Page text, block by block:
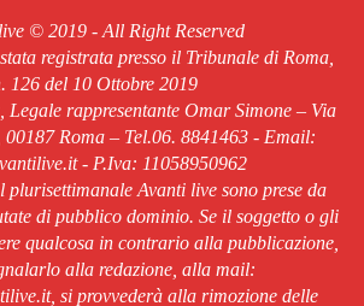
© 2019 - All Right Reserved
registrata presso il Tribunale di Roma,
126 del 10 Ottobre 2019
Legale rappresentante Omar Simone – Via
Roma – Tel.06. 8841463 - Email:
- P.Iva: 11058950962
plurisettimanale Avanti live sono prese da
di pubblico dominio. Se il soggetto o gli
qualcosa in contrario alla pubblicazione,
alla redazione, alla mail:
si provvederà alla rimozione delle